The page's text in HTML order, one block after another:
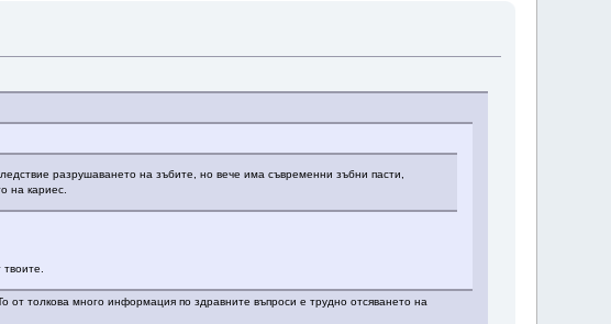
разрушаването на зъбите, но вече има съвременни зъбни пасти,
на кариес.
от толкова много информация по здравните въпроси е трудно отсяването на